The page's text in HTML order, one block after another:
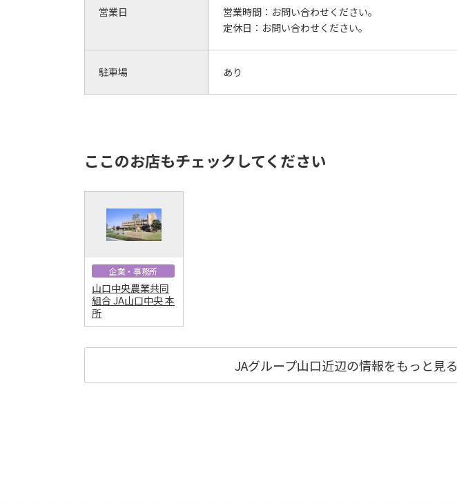
営業日 営業時間： お問い合わせください。
定休日： お問い合わせください。
駐車場 あり
ここのお店もチェックしてください
企業・事務所
山口中央農業共同
組合 JA山口中央 本
所
JAグループ山口近辺の情報をもっと見る